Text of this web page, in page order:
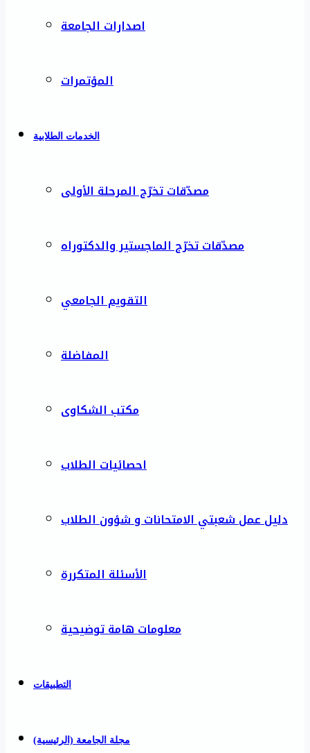
اصدارات الجامعة
المؤتمرات
الخدمات الطلابية
مصدّقات تخرّج المرحلة الأولى
مصدّقات تخرّج الماجستير والدكتوراه
التقويم الجامعي
المفاضلة
مكتب الشكاوى
احصائيات الطلاب
دليل عمل شعبتي الامتحانات و شؤون الطلاب
الأسئلة المتكررة
معلومات هامة توضيحية
التطبيقات
مجلة الجامعة (الرئيسية)